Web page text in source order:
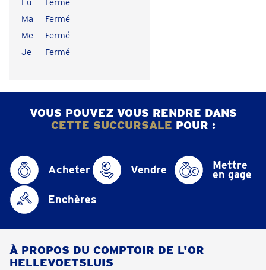
Lu
Fermé
Ma
Fermé
Me
Fermé
Je
Fermé
VOUS POUVEZ VOUS RENDRE DANS
CETTE SUCCURSALE POUR :
Acheter Vendre Mettre
en gage
Enchères
À PROPOS DU COMPTOIR DE L'OR
HELLEVOETSLUIS